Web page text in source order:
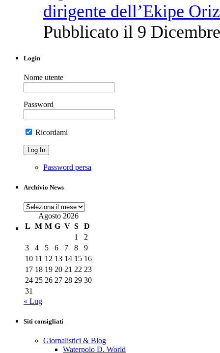
dirigente dell’Ekipe
Pubblicato il 9
Login
Nome utente
Password
Ricordami
Password persa
Archivio News
Archivio
NewsAgosto 2026
L M M G V S
D
1
2
3
4 5 6 7 8
9
10 11 12 13 14 15 16
17 18 19 20 21 22 23
24 25 26 27 28 29 30
31
« Lug
Siti consigliati
Giornalistici & Blog
Waterpolo D. World